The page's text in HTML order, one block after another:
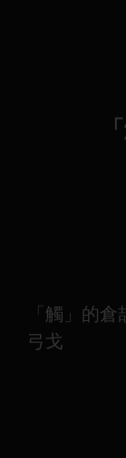
「觸」的
弓戈